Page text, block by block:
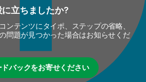
立ちましたか?
ンテンツにタイポ、ステップの省略、
問題が見つかった場合はお知らせくだ
バックをお寄せください